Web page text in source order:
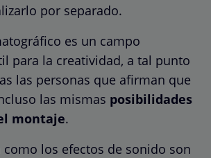
por separado.
es un campo
para la creatividad, a tal punto
las personas que afirman que
las mismas posibilidades
montaje.
como los efectos de sonido son